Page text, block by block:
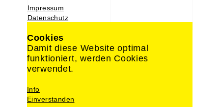
Impressum
Datenschutz
Cookies
Damit diese Website optimal
funktioniert, werden Cookies
verwendet.
Info
Einverstanden